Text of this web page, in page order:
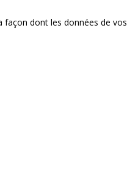
façon dont les données de vos